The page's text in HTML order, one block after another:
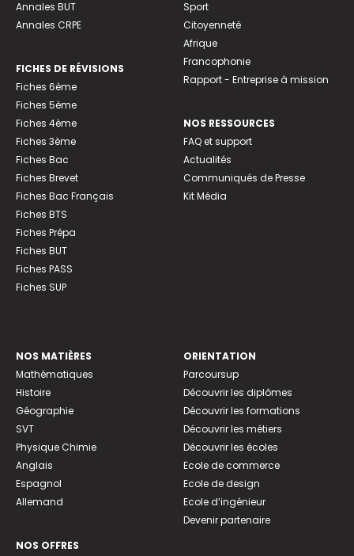
Annales BUT
Annales CRPE
FICHES DE RÉVISIONS
Fiches 6ème
Fiches 5ème
Fiches 4ème
Fiches 3ème
Fiches Bac
Fiches Brevet
Fiches Bac Français
Fiches BTS
Fiches Prépa
Fiches BUT
Fiches PASS
Fiches SUP
Sport
Citoyenneté
Afrique
Francophonie
Rapport - Entreprise à mission
NOS RESSOURCES
FAQ et support
Actualités
Communiqués de Presse
Kit Média
NOS MATIÈRES
Mathématiques
Histoire
Géographie
SVT
Physique Chimie
Anglais
Espagnol
Allemand
NOS OFFRES
ORIENTATION
Parcoursup
Découvrir les diplômes
Découvrir les formations
Découvrir les métiers
Découvrir les écoles
Ecole de commerce
Ecole de design
Ecole d’ingénieur
Devenir partenaire